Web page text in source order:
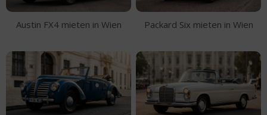
Austin FX4 mieten in Wien Packard Six mieten in Wien